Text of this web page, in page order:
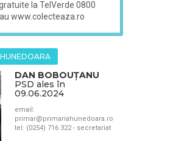
la TelVerde 0800
www.colecteaza.ro
DAN BOBOUȚANU
PSD ales în
09.06.2024
email:
primar@primariahunedoara.ro
tel: (0254) 716 322 - secretariat